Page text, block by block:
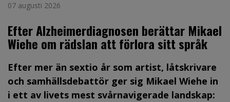
07 augusti 2026
Efter Alzheimerdiagnosen berättar Mikael
Wiehe om rädslan att förlora sitt språk
Efter mer än sextio år som artist, låtskrivare
och samhällsdebattör ger sig Mikael Wiehe in
i ett av livets mest svårnavigerade landskap: